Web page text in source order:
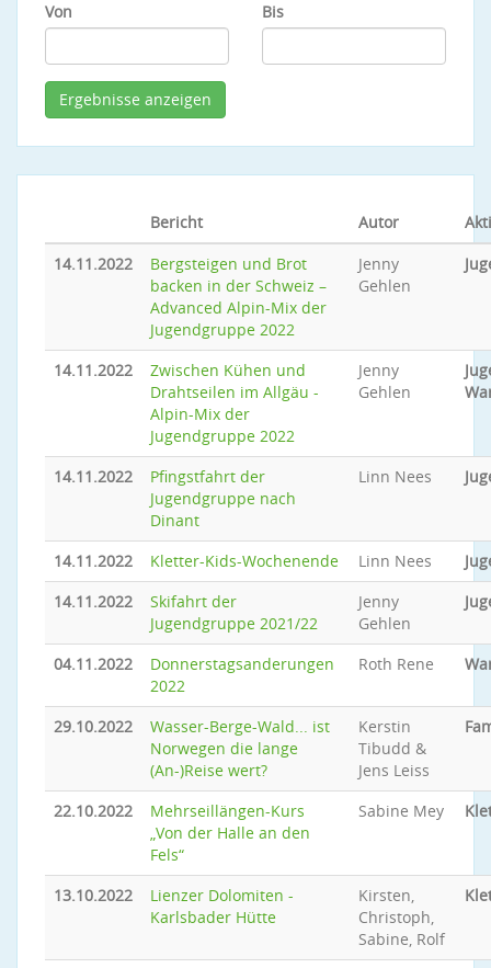
Von
Bis
Bericht Autor
14.11.2022
Bergsteigen und Brot
backen in der Schweiz –
Advanced Alpin-Mix der
Jugendgruppe 2022
Jenny
Gehlen
14.11.2022
Zwischen Kühen und
Drahtseilen im Allgäu -
Alpin-Mix der
Jugendgruppe 2022
Jenny
Gehlen
14.11.2022
Pfingstfahrt der
Jugendgruppe nach
Dinant
Linn Nees
14.11.2022 Kletter-Kids-Wochenende Linn Nees
14.11.2022
Skifahrt der
Jugendgruppe 2021/22
Jenny
Gehlen
04.11.2022
Donnerstagsanderungen
2022
Roth Rene
29.10.2022
Wasser-Berge-Wald... ist
Norwegen die lange
(An-)Reise wert?
Kerstin
Tibudd &
Jens Leiss
22.10.2022
Mehrseillängen-Kurs
„Von der Halle an den
Fels“
Sabine Mey
13.10.2022
Lienzer Dolomiten -
Karlsbader Hütte
Kirsten,
Christoph,
Sabine, Rolf